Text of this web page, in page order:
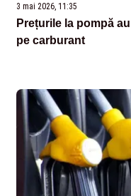
3 mai 2026, 11:35
Prețurile la pompă
pe carburant